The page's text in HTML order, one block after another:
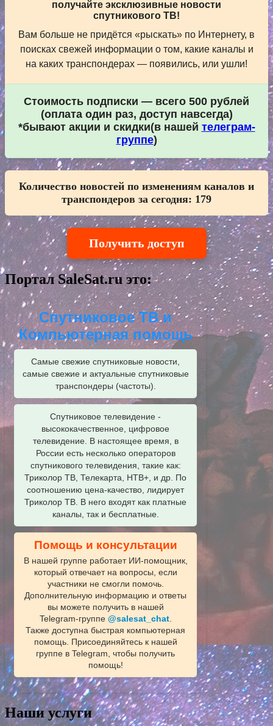
получайте эксклюзивные новости
спутникового ТВ!
Вам больше не придётся «рыскать» по Интернету, в
поисках свежей информации о том, какие каналы и
на каких транспондерах — появились, или ушли!
Стоимость подписки — всего 500 рублей
(оплата один раз, доступ навсегда)
*бывают акции и скидки(в нашей телеграм-
группе)
Количество новостей по изменениям каналов и
транспондеров за сегодня: 179
Получить доступ
Портал SaleSat.ru это:
Спутниковое ТВ и
Компьютерная помощь
Самые свежие спутниковые новости,
самые свежие и актуальные спутниковые
транспондеры (частоты).
Спутниковое телевидение -
высококачественное, цифровое
телевидение. В настоящее время, в
России есть несколько операторов
спутникового телевидения, такие как:
Триколор ТВ, Телекарта, НТВ+, и др. По
соотношению цена-качество, лидирует
Триколор ТВ. В него входят как платные
каналы, так и бесплатные.
Помощь и консультации
В нашей группе работает ИИ‑помощник,
который отвечает на вопросы, если
участники не смогли помочь.
Дополнительную информацию и ответы
вы можете получить в нашей
Telegram‑группе @salesat_chat.
Также доступна быстрая компьютерная
помощь. Присоединяйтесь к нашей
группе в Telegram, чтобы получить
помощь!
Наши услуги